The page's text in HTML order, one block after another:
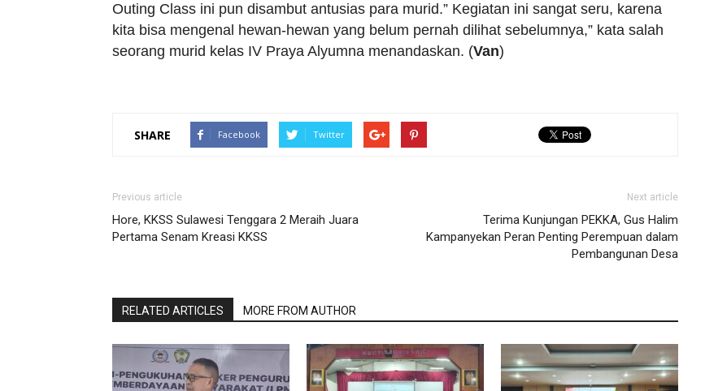
Outing Class ini pun disambut antusias para murid.” Kegiatan ini sangat seru, karena
kita bisa mengenal hewan-hewan yang belum pernah dilihat sebelumnya,” kata salah
seorang murid kelas IV Praya Alyumna menandaskan. (Van)
SHARE Facebook Twitter
Previous article
Hore, KKSS Sulawesi Tenggara 2 Meraih Juara
Pertama Senam Kreasi KKSS
Next article
Terima Kunjungan PEKKA, Gus Halim
Kampanyekan Peran Penting Perempuan dalam
Pembangunan Desa
RELATED ARTICLES MORE FROM AUTHOR